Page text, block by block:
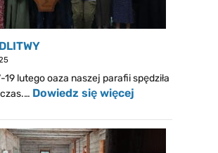
19 lutego oaza naszej parafii spędziła
Dowiedz się więcej